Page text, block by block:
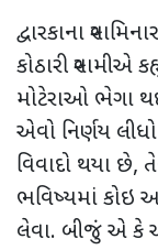
દ્વારકાના
કોઠારી સ્વામીએ
મોટેરાઓ ભેગા
એવો નિર્ણય
વિવાદો થયા છે,
ભવિષ્યમાં કોઇ
લેવા. બીજું એ કે